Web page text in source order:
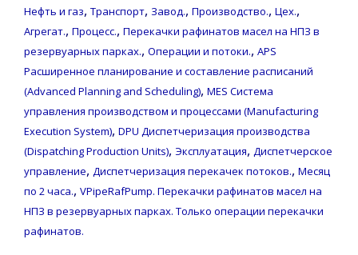
Нефть и газ, Транспорт, Завод., Производство., Цех.,
Агрегат., Процесс., Перекачки рафинатов масел на НПЗ в
резервуарных парках., Операции и потоки., APS
Расширенное планирование и составление расписаний
(Advanced Planning and Scheduling), MES Система
управления производством и процессами (Manufacturing
Execution System), DPU Диспетчеризация производства
(Dispatching Production Units), Эксплуатация, Диспетчерское
управление, Диспетчеризация перекачек потоков., Месяц
по 2 часа., VPipeRafPump. Перекачки рафинатов масел на
НПЗ в резервуарных парках. Только операции перекачки
рафинатов.